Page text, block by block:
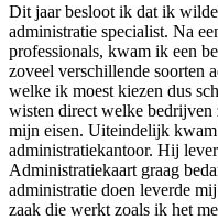
Dit jaar besloot ik dat ik
administratie specialist. Na
professionals, kwam ik een
zoveel verschillende soorten
welke ik moest kiezen dus
wisten direct welke bedrijven
mijn eisen. Uiteindelijk
administratiekantoor. Hij
Administratiekaart graag
administratie doen leverde
zaak die werkt zoals ik het